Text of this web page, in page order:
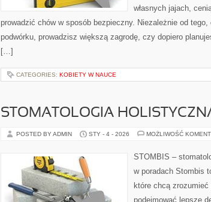
własnych jajach,
prowadzić chów w sposób bezpieczny. Niezależnie od
podwórku, prowadzisz większą zagrodę, czy dopiero
[…]
CATEGORIES: KOBIETY W NAUCE
STOMATOLOGIA
POSTED BY ADMIN STY - 4 - 2026 MOŻLIWOŚĆ
STOMBIS –
w poradach Stombis
które chcą
podejmować lepsze